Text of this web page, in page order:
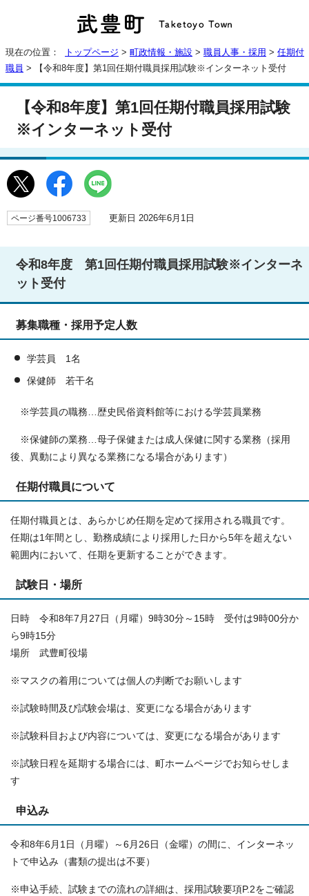
現在の位置： トップページ > 町政情報・施設 > 職員人事・採用 > 任期付
職員 > 【令和8年度】第1回任期付職員採用試験※インターネット受付
【令和8年度】第1回任期付職員採用試験
※インターネット受付
ページ番号1006733 更新日 2026年6月1日
令和8年度 第1回任期付職員採用試験※インターネ
ット受付
募集職種・採用予定人数
学芸員 1名
保健師 若干名
※学芸員の職務…歴史民俗資料館等における学芸員業務
※保健師の業務…母子保健または成人保健に関する業務（採用
後、異動により異なる業務になる場合があります）
任期付職員について
任期付職員とは、あらかじめ任期を定めて採用される職員です。
任期は1年間とし、勤務成績により採用した日から5年を超えない
範囲内において、任期を更新することができます。
試験日・場所
日時 令和8年7月27日（月曜）9時30分～15時 受付は9時00分か
ら9時15分
場所 武豊町役場
※マスクの着用については個人の判断でお願いします
※試験時間及び試験会場は、変更になる場合があります
※試験科目および内容については、変更になる場合があります
※試験日程を延期する場合には、町ホームページでお知らせしま
す
申込み
令和8年6月1日（月曜）～6月26日（金曜）の間に、インターネッ
トで申込み（書類の提出は不要）
※申込手続、試験までの流れの詳細は、採用試験要項P.2をご確認